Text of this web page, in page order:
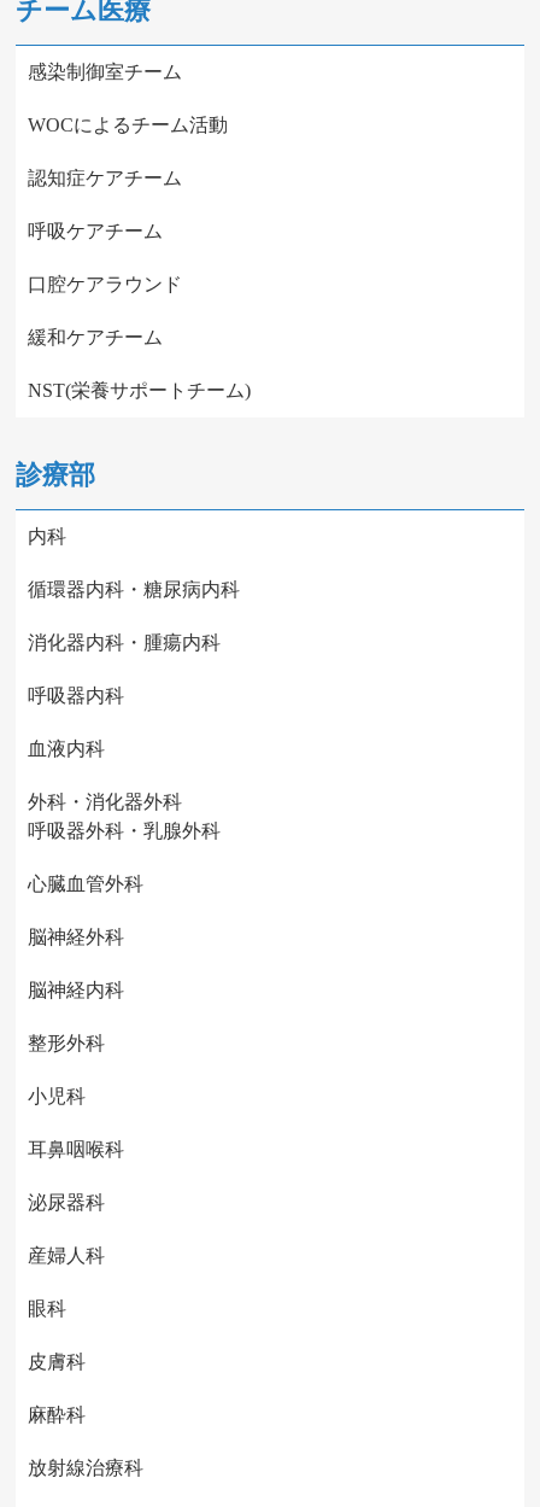
チーム医療
感染制御室チーム
WOCによるチーム活動
認知症ケアチーム
呼吸ケアチーム
口腔ケアラウンド
緩和ケアチーム
NST(栄養サポートチーム)
診療部
内科
循環器内科・糖尿病内科
消化器内科・腫瘍内科
呼吸器内科
血液内科
外科・消化器外科
呼吸器外科・乳腺外科
心臓血管外科
脳神経外科
脳神経内科
整形外科
小児科
耳鼻咽喉科
泌尿器科
産婦人科
眼科
皮膚科
麻酔科
放射線治療科